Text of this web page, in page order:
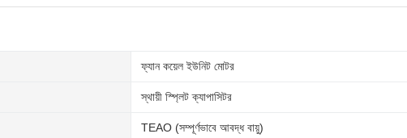
ফ্যান কয়েল ইউনিট মোটর
স্থায়ী স্প্লিট ক্যাপাসিটর
TEAO (সম্পূর্ণভাবে আবদ্ধ বায়ু)